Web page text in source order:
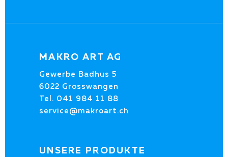
MAKRO ART AG
Gewerbe Badhus 5
6022 Grosswangen
Tel. 041 984 11 88
service@makroart.ch
UNSERE PRODUKTE